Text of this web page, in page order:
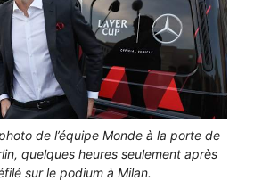
de l’équipe Monde à la porte de
quelques heures seulement après
sur le podium à Milan.